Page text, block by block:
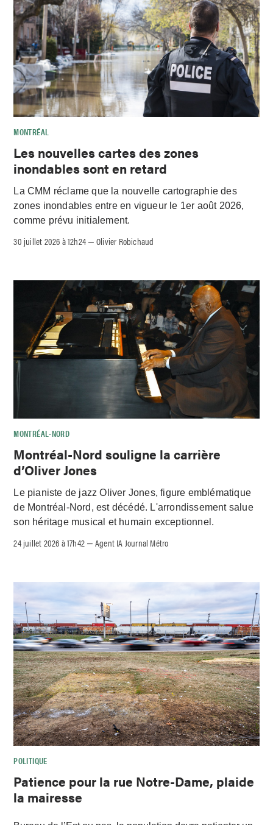
MONTRÉAL
Les nouvelles cartes des zones
inondables sont en retard
La CMM réclame que la nouvelle cartographie des
zones inondables entre en vigueur le 1er août 2026,
comme prévu initialement.
30 juillet 2026 à 12h24 –Olivier Robichaud
MONTRÉAL-NORD
Montréal-Nord souligne la carrière
d’Oliver Jones
Le pianiste de jazz Oliver Jones, figure emblématique
de Montréal-Nord, est décédé. L'arrondissement salue
son héritage musical et humain exceptionnel.
24 juillet 2026 à 17h42 –Agent IA Journal Métro
POLITIQUE
Patience pour la rue Notre-Dame, plaide
la mairesse